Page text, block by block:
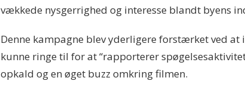
vækkede nysgerrighed og interesse blandt byens
Denne kampagne blev yderligere forstærket ved
kunne ringe til for at “rapporterer
opkald og en øget buzz omkring filmen.